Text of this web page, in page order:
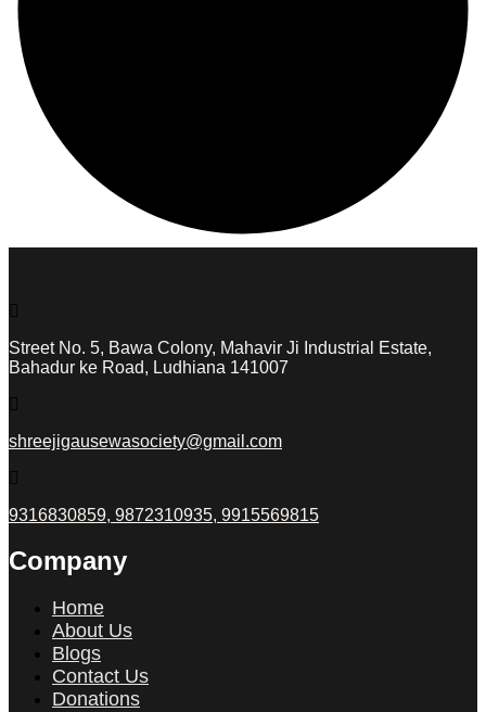
Street No. 5, Bawa Colony, Mahavir Ji Industrial Estate,
Bahadur ke Road, Ludhiana 141007
shreejigausewasociety@gmail.com
9316830859, 9872310935, 9915569815
Company
Home
About Us
Blogs
Contact Us
Donations